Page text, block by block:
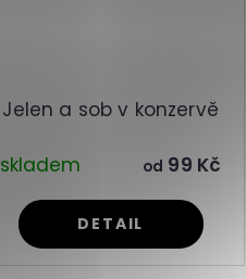
Jelen a sob v konzervě
skladem od 99 Kč
DETAIL